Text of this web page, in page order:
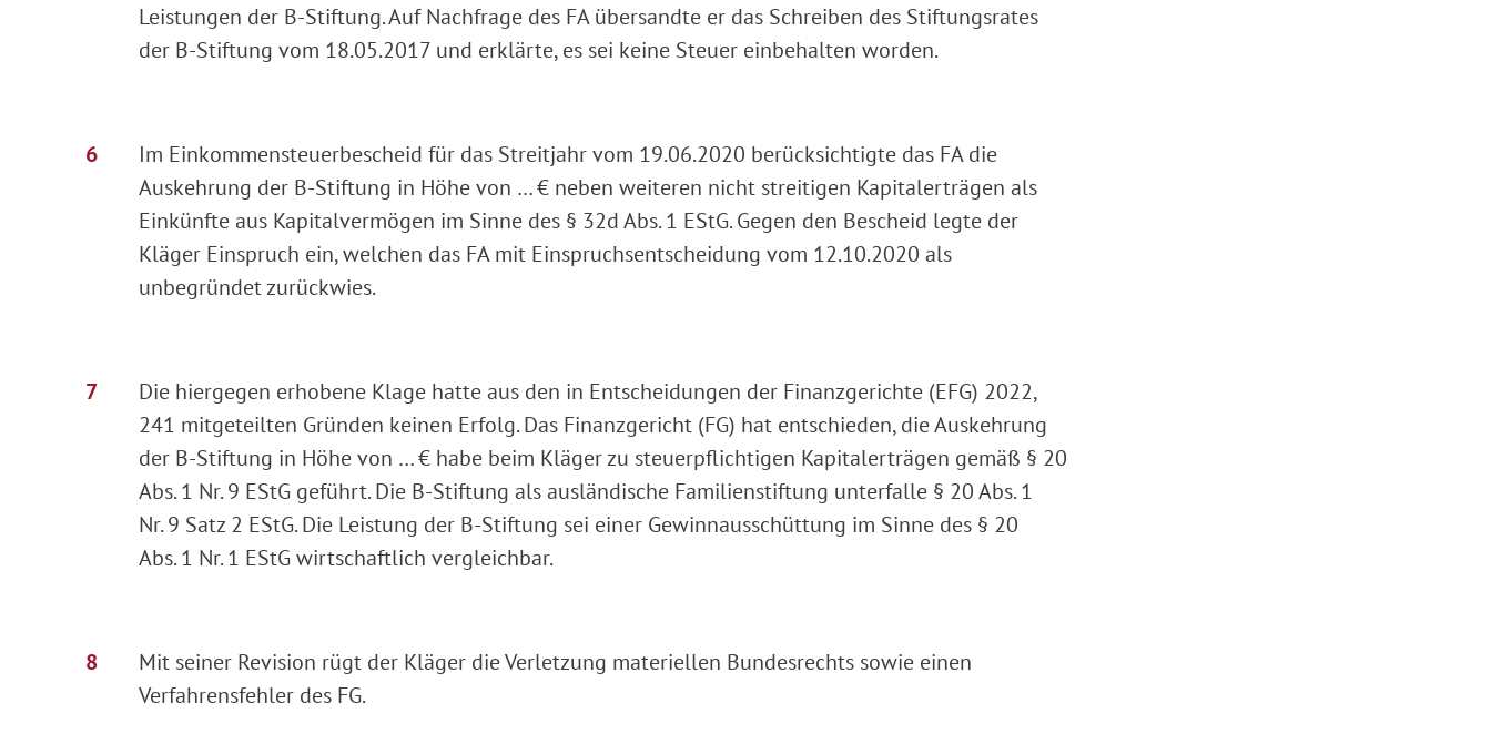
Leistungen der B-Stiftung. Auf Nachfrage des FA übersandte er das Schreiben des Stiftungsrates
der B-Stiftung vom 18.05.2017 und erklärte, es sei keine Steuer einbehalten worden.
Im Einkommensteuerbescheid für das Streitjahr vom 19.06.2020 berücksichtigte das FA die
Auskehrung der B-Stiftung in Höhe von … € neben weiteren nicht streitigen Kapitalerträgen als
Einkünfte aus Kapitalvermögen im Sinne des § 32d Abs. 1 EStG. Gegen den Bescheid legte der
Kläger Einspruch ein, welchen das FA mit Einspruchsentscheidung vom 12.10.2020 als
unbegründet zurückwies.
Die hiergegen erhobene Klage hatte aus den in Entscheidungen der Finanzgerichte (EFG) 2022,
241 mitgeteilten Gründen keinen Erfolg. Das Finanzgericht (FG) hat entschieden, die Auskehrung
der B-Stiftung in Höhe von … € habe beim Kläger zu steuerpflichtigen Kapitalerträgen gemäß § 20
Abs. 1 Nr. 9 EStG geführt. Die B-Stiftung als ausländische Familienstiftung unterfalle § 20 Abs. 1
Nr. 9 Satz 2 EStG. Die Leistung der B-Stiftung sei einer Gewinnausschüttung im Sinne des § 20
Abs. 1 Nr. 1 EStG wirtschaftlich vergleichbar.
Mit seiner Revision rügt der Kläger die Verletzung materiellen Bundesrechts sowie einen
Verfahrensfehler des FG.